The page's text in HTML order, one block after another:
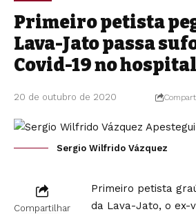
Primeiro petista
Lava-Jato passa
Covid-19 no hospital
20 de outubro de 2020
Sergio Wilfrido Vázquez
Compartilhar
Primeiro petista
da Lava-Jato, o ex-